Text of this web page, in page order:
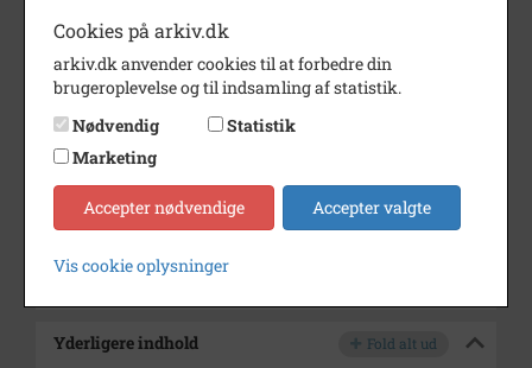
Arkivskaber
St. Tårnby Brugsforening
Født/stiftet
1885
Død/nedlagt
1976
Arkiv
Vallø Lokalhistorisk Arkiv
Kontakt arkivet
Yderligere indhold Fold alt ud
Cookies på arkiv.dk
arkiv.dk anvender cookies til at forbedre din
brugeroplevelse og til indsamling af statistik.
Nødvendig
Statistik
Marketing
Accepter nødvendige Accepter valgte
Vis cookie oplysninger